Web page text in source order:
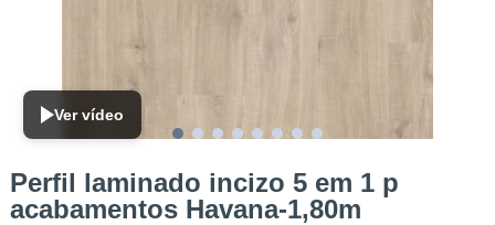
Ver vídeo
Perfil laminado incizo 5 em 1 p
acabamentos Havana-1,80m